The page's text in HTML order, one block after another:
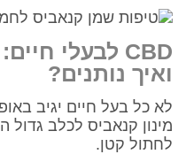
CBD לבעלי
ואיך נותנים?
לא כל בעל חיים יגיב
מינון קנאביס לכלב גדול
לחתול קטן.